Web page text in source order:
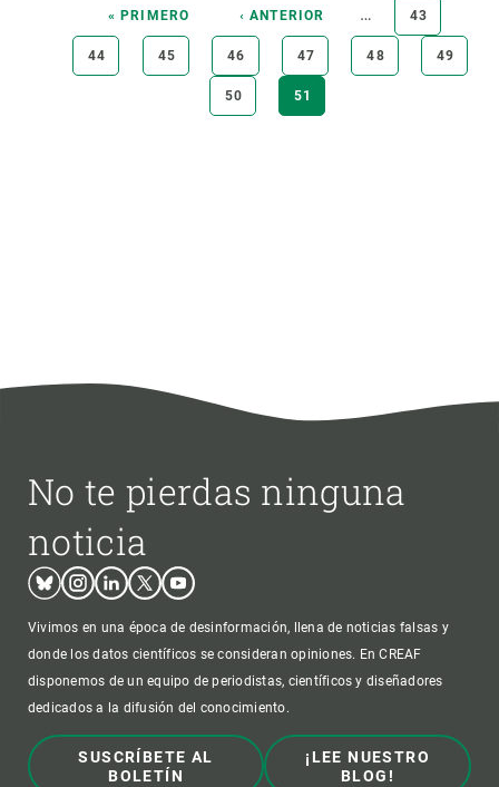
PaginaciónPRIMERA
PÁGINA
« PRIMERO
PÁGINA
ANTERIOR
‹ ANTERIOR … PÁGINA
43
PÁGINA
44 PÁGINA
45 PÁGINA
46 PÁGINA
47 PÁGINA
48 PÁGINA
49
PÁGINA
50
PÁGINA
ACTUAL
51
No te pierdas ninguna
noticia
BlueskyInstagram
LinkedinTwitterYoutube
Vivimos en una época de desinformación, llena de noticias falsas y
donde los datos científicos se consideran opiniones. En CREAF
disponemos de un equipo de periodistas, científicos y diseñadores
dedicados a la difusión del conocimiento.
SUSCRÍBETE AL
BOLETÍN
¡LEE NUESTRO
BLOG!